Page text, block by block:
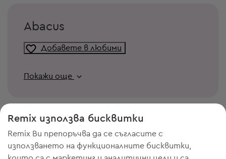
Abacus
Добавете в любими
Покажи още
Remix използва бисквитки
Remix Ви препоръчва да се съгласите с
използването на функционалните бисквитки,